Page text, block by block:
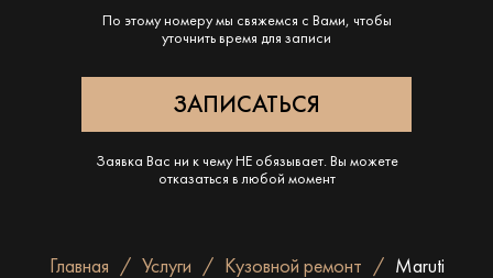
По этому номеру мы свяжемся с Вами, чтобы
уточнить время для записи
Заявка Вас ни к чему НЕ обязывает. Вы можете
отказаться в любой момент
Главная Услуги Кузовной ремонт Maruti